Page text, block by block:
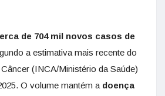
de 704 mil novos casos de
a estimativa mais recente do
(INCA/Ministério da Saúde)​
O volume mantém ​​a doença ​​